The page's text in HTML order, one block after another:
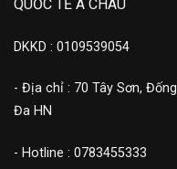
QUỐC TẾ Á CHÂU
DKKD : 0109539054
- Địa chỉ : 70 Tây Sơn, Đống
Đa HN
- Hotline : 0783455333